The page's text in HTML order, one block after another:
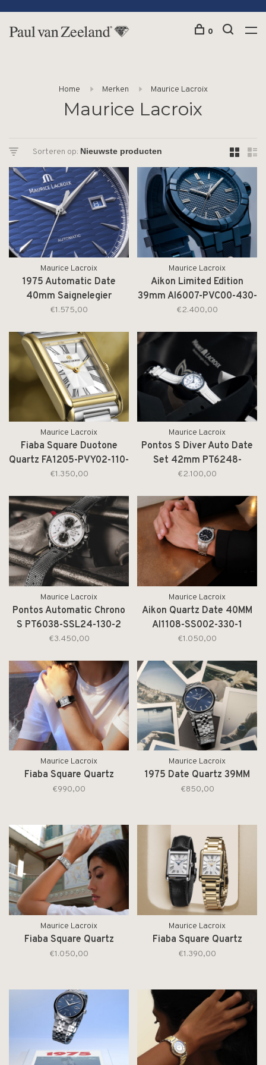
0
Home Merken Maurice Lacroix
Maurice Lacroix
Sorteren op:
Maurice Lacroix
1975 Automatic Date
40mm Saignelegier
Limited 1/888 756108-
€1.575,00
Maurice Lacroix
Aikon Limited Edition
39mm AI6007-PVC00-430-
4
€2.400,00
Maurice Lacroix
Fiaba Square Duotone
Quartz FA1205-PVY02-110-
A
€1.350,00
Maurice Lacroix
Pontos S Diver Auto Date
Set 42mm PT6248-
SS00L-130-4
€2.100,00
Maurice Lacroix
Pontos Automatic Chrono
S PT6038-SSL24-130-2
€3.450,00
Maurice Lacroix
Aikon Quartz Date 40MM
AI1108-SS002-330-1
€1.050,00
Maurice Lacroix
Fiaba Square Quartz
€990,00
Maurice Lacroix
1975 Date Quartz 39MM
€850,00
Maurice Lacroix
Fiaba Square Quartz
€1.050,00
Maurice Lacroix
Fiaba Square Quartz
€1.390,00